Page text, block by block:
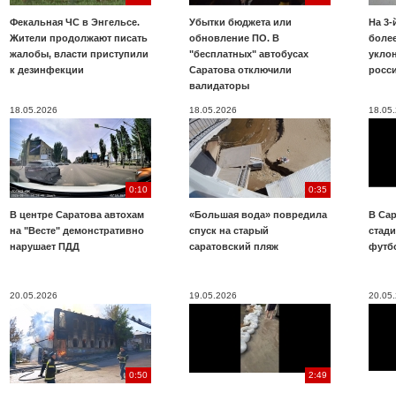
Фекальная ЧС в Энгельсе.
Жители продолжают писать
жалобы, власти приступили
к дезинфекции
Убытки бюджета или
обновление ПО. В
"бесплатных" автобусах
Саратова отключили
валидаторы
На 3-
18.05.2026
0:10
В центре Саратова автохам
на "Весте" демонстративно
нарушает ПДД
18.05.2026
0:35
«Большая вода» повредила
спуск на старый
саратовский пляж
В
20.05.2026
0:50
19.05.2026
2:49